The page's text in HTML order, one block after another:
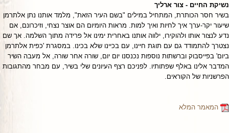
נשיקת החיים - צור ארליך
בשיר חסר הכותרת, המתחיל במילים "בשם העיר הזאת", מלמד אותנו נתן אלתרמן
שיעור יקר-ערך איך לחיות ואיך למות. מראות היומיום הם אוצר נצחי, וזיכרונם, אם
נדע לנצור אותו ולהוקירו, ילווה אותנו באחרית ימינו אל פרידה מתוך השלמה. אך שם
נצטרך להתמודד גם עם תוגת חיינו, עם בכיינו שלא בכינו. במסגרת 'כפית אלתרמן
ביום' בפייסבוק וברשתות נוספות נכנסנו יום יום, שורה אחר שורה, אל מעבה השיר
המדבר אלינו באלף שפתותיו. לפניכם רצף העיונים שלי בשיר, עם מבחר מהתגובות
הפרשניות של הקוראים.
המאמר המלא